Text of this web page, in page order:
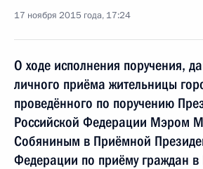
17 ноября 2015 года, 17:24
О ходе исполнения поручения,
личного приёма жительницы
проведённого по поручению
Российской Федерации Мэром
Собяниным в Приёмной
Федерации по приёму граждан